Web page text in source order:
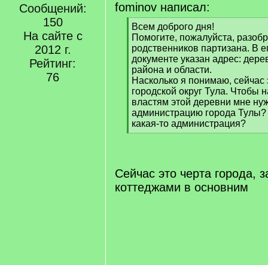
Сообщений:
150
На сайте с
2012 г.
Рейтинг:
76
fominov написал:
[
q
]
Всем доброго дня!
Помогите, пожалуйста,
родственников партизана. В
документе указан адрес:
района и области.
Насколько я понимаю, сейчас
городской округ Тула. Чтобы
властям этой деревни мне
администрацию города Тулы?
какая-то администрация?
[
]
Сейчас это черта города,
коттеджами в основним